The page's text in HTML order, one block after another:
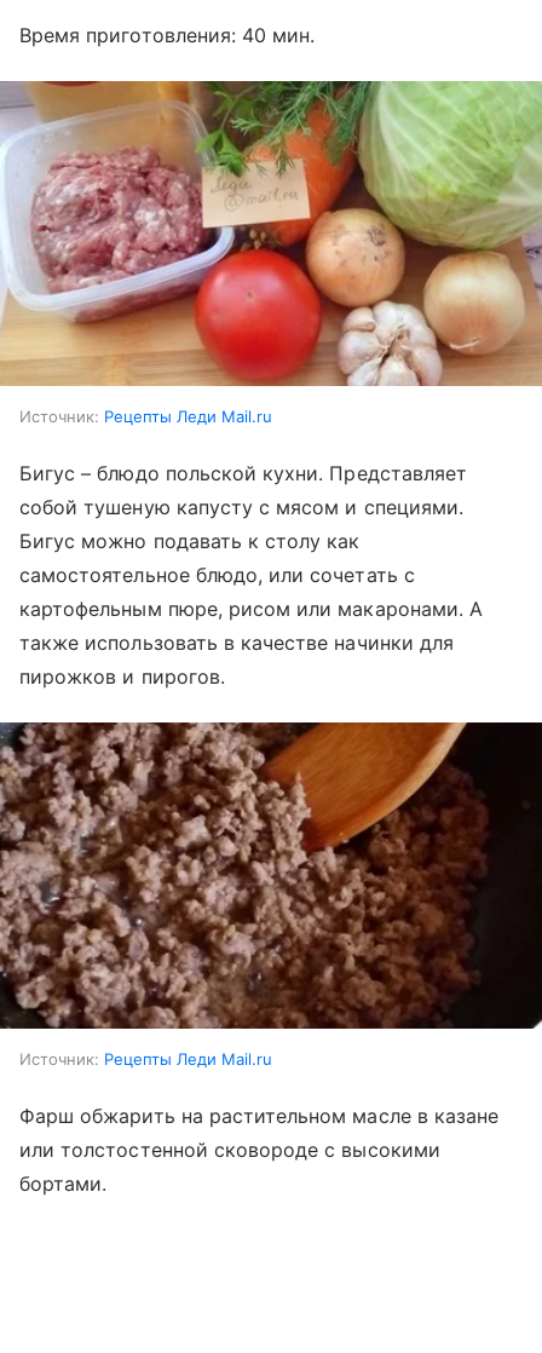
Время приготовления: 40 мин.
Источник: Рецепты Леди Mail.ru
Бигус – блюдо польской кухни. Представляет
собой тушеную капусту с мясом и специями.
Бигус можно подавать к столу как
самостоятельное блюдо, или сочетать с
картофельным пюре, рисом или макаронами. А
также использовать в качестве начинки для
пирожков и пирогов.
Источник: Рецепты Леди Mail.ru
Фарш обжарить на растительном масле в казане
или толстостенной сковороде с высокими
бортами.